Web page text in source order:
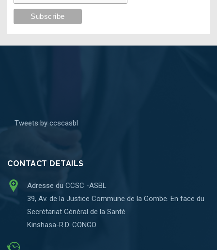
Tweets by ccscasbl
CONTACT DETAILS
Adresse du CCSC -ASBL
39, Av. de la Justice Commune de la Gombe. En face du
Secrétariat Général de la Santé
Kinshasa-R.D. CONGO